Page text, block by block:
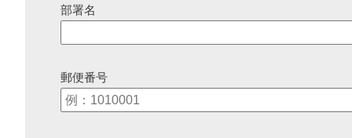
部署名
郵便番号